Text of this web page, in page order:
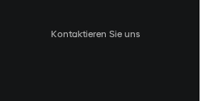
Kontaktieren Sie uns